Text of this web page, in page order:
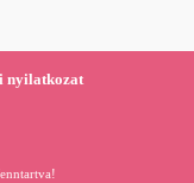
nyilatkozat